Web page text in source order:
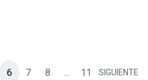
6 7 8 ... 11 SIGUIENTE